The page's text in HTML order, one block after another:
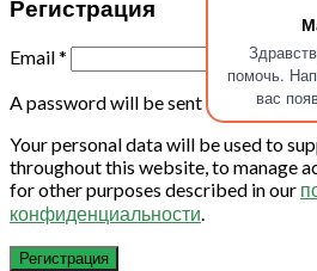
помочь.
вас
Регистрация
Email*
A password will be sent to your email
Your personal data will be used to
throughout this website, to manage
for other purposes described in our
конфиденциальности
Регистрация